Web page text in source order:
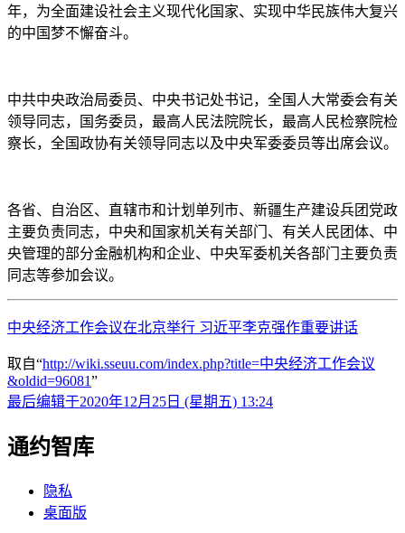
年，为全面建设社会主义现代化国家、实现中华民族伟大复兴
的中国梦不懈奋斗。
中共中央政治局委员、中央书记处书记，全国人大常委会有关
领导同志，国务委员，最高人民法院院长，最高人民检察院检
察长，全国政协有关领导同志以及中央军委委员等出席会议。
各省、自治区、直辖市和计划单列市、新疆生产建设兵团党政
主要负责同志，中央和国家机关有关部门、有关人民团体、中
央管理的部分金融机构和企业、中央军委机关各部门主要负责
同志等参加会议。
中央经济工作会议在北京举行 习近平李克强作重要讲话
取自“http://wiki.sseuu.com/index.php?title=中央经济工作会议
&oldid=96081”
最后编辑于2020年12月25日 (星期五) 13:24
通约智库
隐私
桌面版